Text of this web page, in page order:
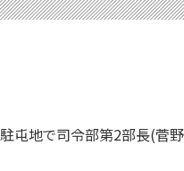
屯地で司令部第2部長(菅